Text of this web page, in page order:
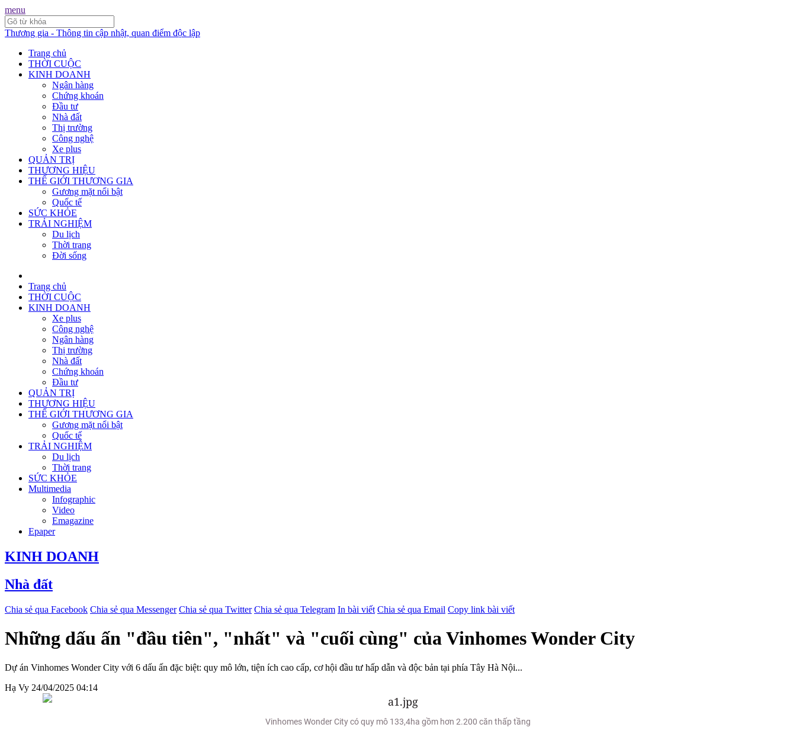
menu
Thương gia - Thông tin cập nhật, quan điểm độc lập
Trang chủ
THỜI CUỘC
KINH DOANH
Ngân hàng
Chứng khoán
Đầu tư
Nhà đất
Thị trường
Công nghệ
Xe plus
QUẢN TRỊ
THƯƠNG HIỆU
THẾ GIỚI THƯƠNG GIA
Gương mặt nổi bật
Quốc tế
SỨC KHỎE
TRẢI NGHIỆM
Du lịch
Thời trang
Đời sống
Trang chủ
THỜI CUỘC
KINH DOANH
Xe plus
Công nghệ
Ngân hàng
Thị trường
Nhà đất
Chứng khoán
Đầu tư
QUẢN TRỊ
THƯƠNG HIỆU
THẾ GIỚI THƯƠNG GIA
Gương mặt nổi bật
Quốc tế
TRẢI NGHIỆM
Du lịch
Thời trang
SỨC KHỎE
Multimedia
Infographic
Video
Emagazine
Epaper
KINH DOANH
Nhà đất
Chia sẻ qua Facebook Chia sẻ qua Messenger Chia sẻ qua Twitter Chia sẻ qua Telegram In bài viết Chia sẻ qua Email Copy link bài viết
Những dấu ấn "đầu tiên", "nhất" và "cuối cùng" của Vinhomes Wonder City
Dự án Vinhomes Wonder City với 6 dấu ấn đặc biệt: quy mô lớn, tiện ích cao cấp, cơ hội đầu tư hấp dẫn và độc bản tại phía Tây Hà Nội...
Hạ Vy 24/04/2025 04:14
Vinhomes Wonder City có quy mô 133,4ha gồm hơn 2.200 căn thấp tầng